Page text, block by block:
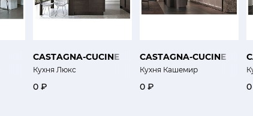
CASTAGNA-CUCINE
Кухня Люкс
0 ₽
CASTAGNA-CUCINE
Кухня Кашемир
0 ₽